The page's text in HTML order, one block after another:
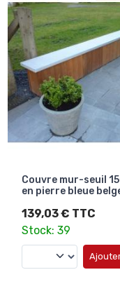
Couvre mur-seuil
en pierre bleue
139,03 € TTC
Stock: 39